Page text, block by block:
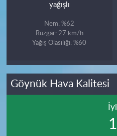
yağışlı
Nem: %62
Rüzgar: 27 km/h
Yağış Olasılığı: %60
Göynük Hava Kalitesi
İyi
1